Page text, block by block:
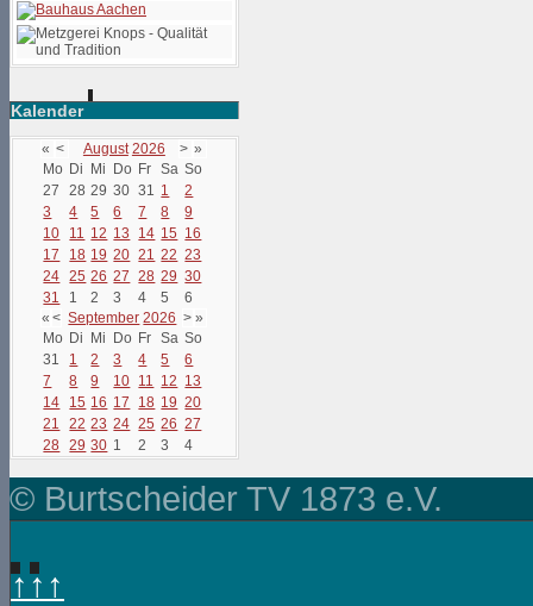
Kalender
« < August 2026 > »
Mo Di Mi Do Fr Sa So
27
28 29 30 31 1
2
3
4 5 6 7 8
9
10
11 12 13 14 15 16
17
18 19 20 21 22 23
24 25 26 27 28 29 30
31
1 2 3 4 5
6
« < September 2026 > »
Mo Di Mi Do Fr Sa So
31
1 2 3 4 5
6
7
8 9 10 11 12 13
14
15 16 17 18 19 20
21
22 23 24 25 26 27
28 29 30 1 2 3 4
© Burtscheider TV 1873 e.V.
↑↑↑